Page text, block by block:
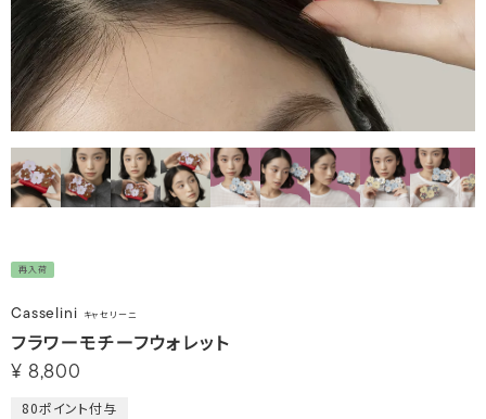
再入荷
Casselini キャセリーニ
フラワーモチーフウォレット
¥ 8,800
80ポイント付与